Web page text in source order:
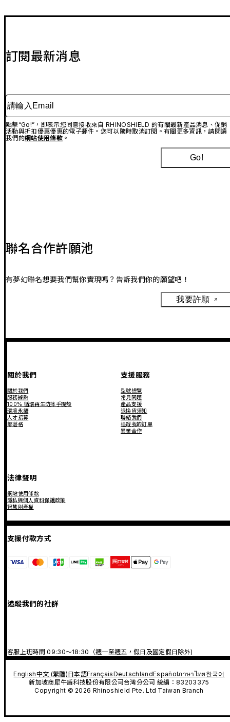
訂閱最新消息
請輸入Email
點擊“Go!”，即表示您同意接收來自 RHINOSHIELD 的有關最新產品消息、促銷
活動與折扣優惠優惠的電子郵件。您可以隨時取消訂閱。有關更多資訊，請閱讀
我們的網站使用條款。
Go!
聯名合作許願池
有夢幻聯名想要我們幫你實現嗎？告訴我們你的願望吧！
我要許願
關於我們
關於我們
服務據點
100% 循環再生防摔手機殼
環境永續
人才招募
部落格
支援服務
型號總覽
常見問題
產品支援
退換貨須知
聯絡我們
追蹤我的訂單
異業合作
法律聲明
網站使用條款
隱私與個人資料保護政策
智慧財產權
支援付款方式
追蹤我們的社群
客服上班時間 09:30～18:30（週一至週五，假日及國定假日除外)
English中文 (繁體)日本語FrançaisDeutschlandEspañolภาษาไทย 한국어
新加坡商犀牛盾科技股份有限公司台灣分公司 統編：83203375
Copyright © 2026 Rhinoshield Pte. Ltd Taiwan Branch